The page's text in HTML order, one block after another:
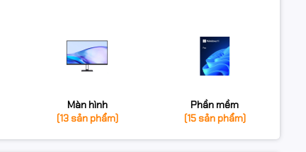
Màn hình
(13 sản phẩm)
Phần mềm
(15 sản phẩm)